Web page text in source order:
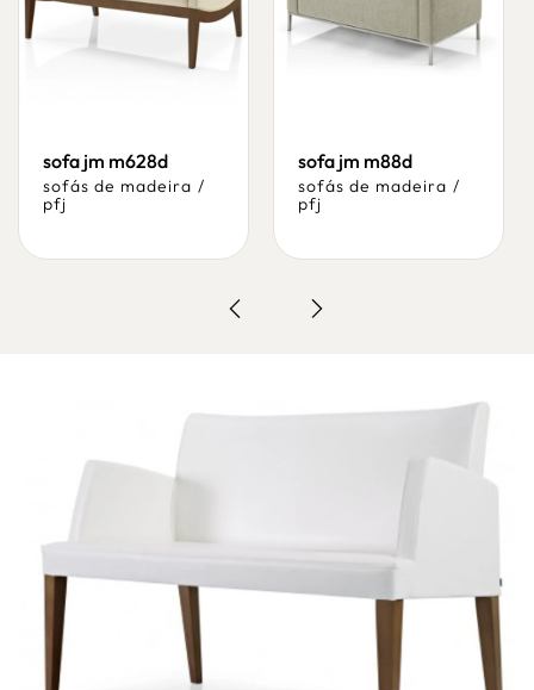
sofa jm m628d
sofás de madeira /
pfj
sofa jm m88d
sofás de madeira /
pfj